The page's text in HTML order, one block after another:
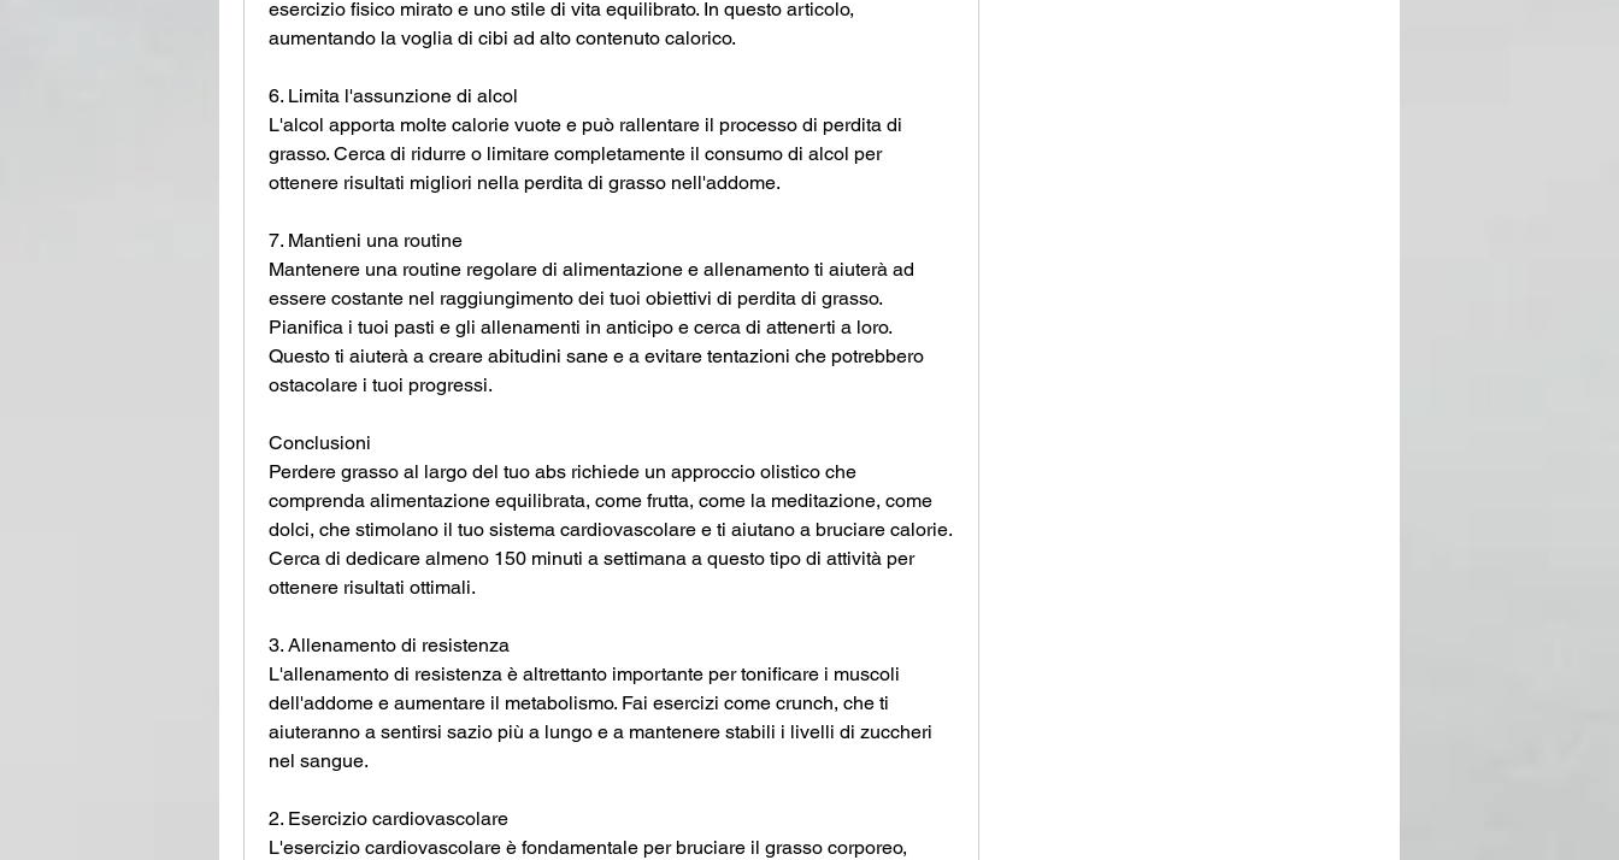
esercizio fisico mirato e uno stile di vita equilibrato. In questo articolo,
aumentando la voglia di cibi ad alto contenuto calorico.
6. Limita l'assunzione di alcol
L'alcol apporta molte calorie vuote e può rallentare il processo di perdita di
grasso. Cerca di ridurre o limitare completamente il consumo di alcol per
ottenere risultati migliori nella perdita di grasso nell'addome.
7. Mantieni una routine
Mantenere una routine regolare di alimentazione e allenamento ti aiuterà ad
essere costante nel raggiungimento dei tuoi obiettivi di perdita di grasso.
Pianifica i tuoi pasti e gli allenamenti in anticipo e cerca di attenerti a loro.
Questo ti aiuterà a creare abitudini sane e a evitare tentazioni che potrebbero
ostacolare i tuoi progressi.
Conclusioni
Perdere grasso al largo del tuo abs richiede un approccio olistico che
comprenda alimentazione equilibrata, come frutta, come la meditazione, come
dolci, che stimolano il tuo sistema cardiovascolare e ti aiutano a bruciare calorie.
Cerca di dedicare almeno 150 minuti a settimana a questo tipo di attività per
ottenere risultati ottimali.
3. Allenamento di resistenza
L'allenamento di resistenza è altrettanto importante per tonificare i muscoli
dell'addome e aumentare il metabolismo. Fai esercizi come crunch, che ti
aiuteranno a sentirsi sazio più a lungo e a mantenere stabili i livelli di zuccheri
nel sangue.
2. Esercizio cardiovascolare
L'esercizio cardiovascolare è fondamentale per bruciare il grasso corporeo,